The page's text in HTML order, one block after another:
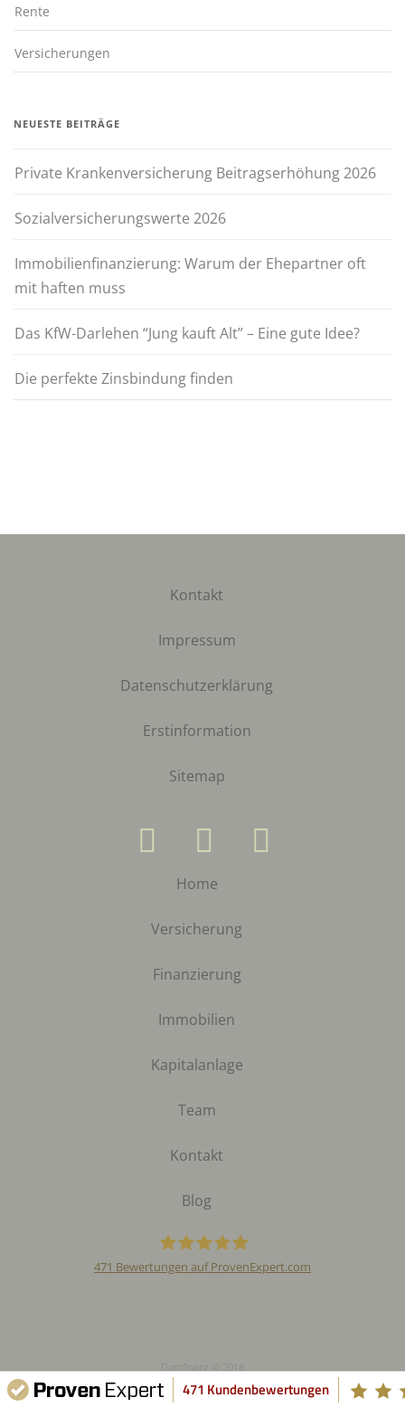
Rente
Versicherungen
NEUESTE BEITRÄGE
Private Krankenversicherung Beitragserhöhung 2026
Sozialversicherungswerte 2026
Immobilienfinanzierung: Warum der Ehepartner oft
mit haften muss
Das KfW-Darlehen “Jung kauft Alt” – Eine gute Idee?
Die perfekte Zinsbindung finden
Kontakt
Impressum
Datenschutzerklärung
Erstinformation
Sitemap
Home
Versicherung
Finanzierung
Immobilien
Kapitalanlage
Team
Kontakt
Blog
471 Bewertungen auf ProvenExpert.com
Domfinanz © 2018
471 Kundenbewertungen